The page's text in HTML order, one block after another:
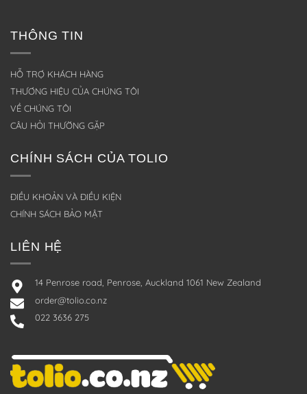
THÔNG TIN
HỖ TRỢ KHÁCH HÀNG
THƯƠNG HIỆU CỦA CHÚNG TÔI
VỀ CHÚNG TÔI
CÂU HỎI THƯỜNG GẶP
CHÍNH SÁCH CỦA TOLIO
ĐIỀU KHOẢN VÀ ĐIỀU KIỆN
CHÍNH SÁCH BẢO MẬT
LIÊN HỆ
14 Penrose road, Penrose, Auckland 1061 New Zealand
order@tolio.co.nz
022 3636 275